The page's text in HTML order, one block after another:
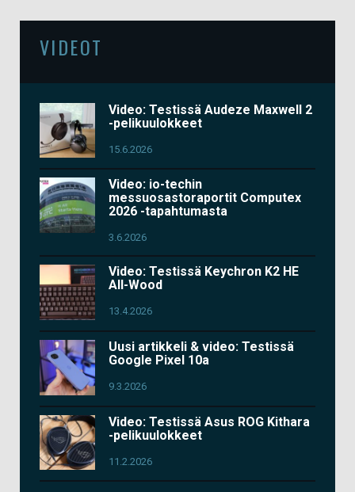
VIDEOT
Video: Testissä Audeze Maxwell 2
-pelikuulokkeet
15.6.2026
Video: io-techin
messuosastoraportit Computex
2026 -tapahtumasta
3.6.2026
Video: Testissä Keychron K2 HE
All-Wood
13.4.2026
Uusi artikkeli & video: Testissä
Google Pixel 10a
9.3.2026
Video: Testissä Asus ROG Kithara
-pelikuulokkeet
11.2.2026